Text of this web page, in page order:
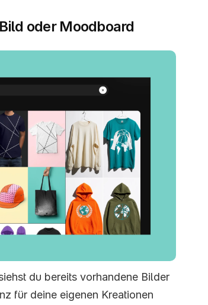
oder Moodboard
du bereits vorhandene Bilder
für deine eigenen Kreationen